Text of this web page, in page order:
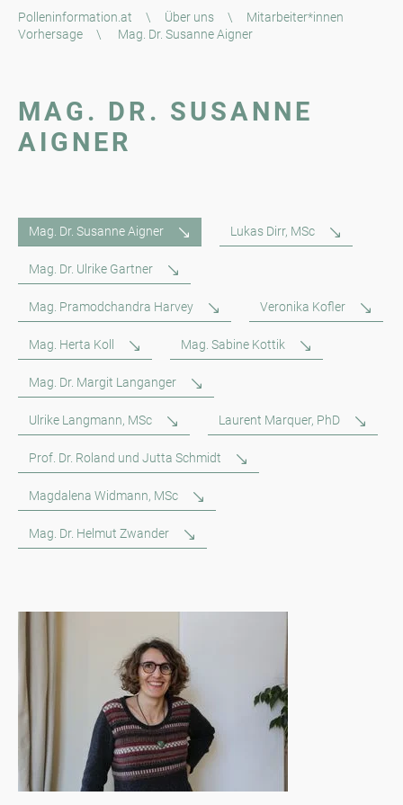
Polleninformation.at \ Über uns \
Mitarbeiter*innen
Vorhersage
\ Mag. Dr. Susanne Aigner
MAG. DR. SUSANNE
AIGNER
Mag. Dr. Susanne Aigner Lukas Dirr, MSc
Mag. Dr. Ulrike Gartner
Mag. Pramodchandra Harvey Veronika Kofler
Mag. Herta Koll Mag. Sabine Kottik
Mag. Dr. Margit Langanger
Ulrike Langmann, MSc Laurent Marquer, PhD
Prof. Dr. Roland und Jutta Schmidt
Magdalena Widmann, MSc
Mag. Dr. Helmut Zwander